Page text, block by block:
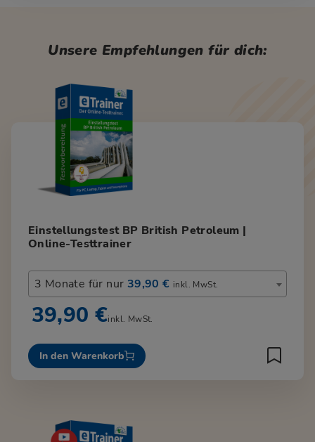
Unsere Empfehlungen für dich:
Einstellungstest BP British Petroleum |
Online-Testtrainer
3 Monate für nur 39,90 € inkl. MwSt.
39,90 €inkl. MwSt.
In den Warenkorb